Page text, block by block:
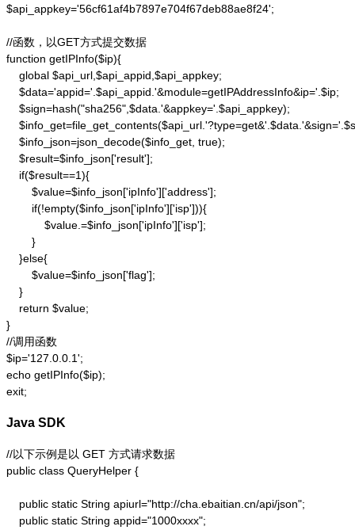
$api_appkey='56cf61af4b7897e704f67deb88ae8f24';
//函数，以GET方式提交数据
function getIPInfo($ip){
    global $api_url,$api_appid,$api_appkey;
    $data='appid='.$api_appid.'&module=getIPAddressInfo&ip='.$ip;
    $sign=hash("sha256",$data.'&appkey='.$api_appkey);
    $info_json=json_decode($info_get, true);
    $result=$info_json['result'];
    if($result==1){
        $value=$info_json['ipInfo']['address'];
        if(!empty($info_json['ipInfo']['isp'])){
            $value.=$info_json['ipInfo']['isp'];
        }
    }else{
        $value=$info_json['flag'];
    }
    return $value;
}
//调用函数
$ip='127.0.0.1';
echo getIPInfo($ip);
exit;
Java SDK
//以下示例是以 GET 方式请求数据
public class QueryHelper {
    public static String apiurl="http://cha.ebaitian.cn/api/json";
    public static String appid="1000xxxx";